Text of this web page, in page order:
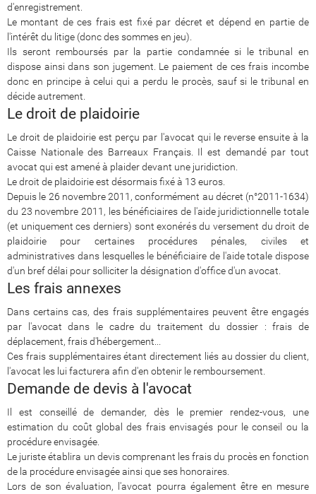
d'enregistrement.
Le montant de ces frais est fixé par décret et dépend en partie de
l'intérêt du litige (donc des sommes en jeu).
Ils seront remboursés par la partie condamnée si le tribunal en
dispose ainsi dans son jugement. Le paiement de ces frais incombe
donc en principe à celui qui a perdu le procès, sauf si le tribunal en
décide autrement.
Le droit de plaidoirie
Le droit de plaidoirie est perçu par l'avocat qui le reverse ensuite à la
Caisse Nationale des Barreaux Français. Il est demandé par tout
avocat qui est amené à plaider devant une juridiction.
Le droit de plaidoirie est désormais fixé à 13 euros.
Depuis le 26 novembre 2011, conformément au décret (n°2011-1634)
du 23 novembre 2011, les bénéficiaires de l'aide juridictionnelle totale
(et uniquement ces derniers) sont exonérés du versement du droit de
plaidoirie pour certaines procédures pénales, civiles et
administratives dans lesquelles le bénéficiaire de l'aide totale dispose
d'un bref délai pour solliciter la désignation d'office d'un avocat.
Les frais annexes
Dans certains cas, des frais supplémentaires peuvent être engagés
par l'avocat dans le cadre du traitement du dossier : frais de
déplacement, frais d'hébergement...
Ces frais supplémentaires étant directement liés au dossier du client,
l'avocat les lui facturera afin d'en obtenir le remboursement.
Demande de devis à l'avocat
Il est conseillé de demander, dès le premier rendez-vous, une
estimation du coût global des frais envisagés pour le conseil ou la
procédure envisagée.
Le juriste établira un devis comprenant les frais du procès en fonction
de la procédure envisagée ainsi que ses honoraires.
Lors de son évaluation, l'avocat pourra également être en mesure